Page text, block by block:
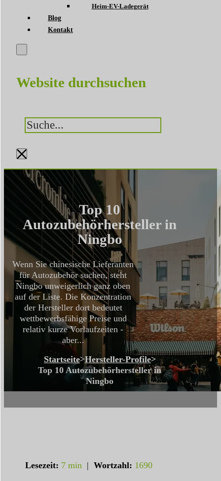
Heim-EV-Ladegerät
Blog
Kontakt
Website durchsuchen
Suchen
×
Top 10
Autozubehörhersteller in
Ningbo
Wenn Sie chinesische Lieferanten
für Autozubehör suchen, steht
Ningbo unweigerlich ganz oben
auf der Liste. Die Konzentration
der Hersteller dort bedeutet
wettbewerbsfähige Preise und
relativ kurze Vorlaufzeiten -
aber...
Startseite>Hersteller-Profile>
Top 10 Autozubehörhersteller in
Ningbo
Lesezeit: 7 min| Wortzahl: 1690